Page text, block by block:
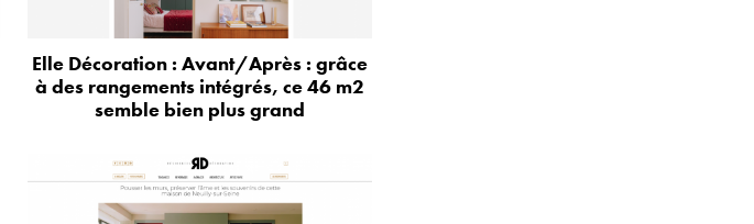
Elle Décoration : Avant/Après : grâce
à des rangements intégrés, ce 46 m2
semble bien plus grand